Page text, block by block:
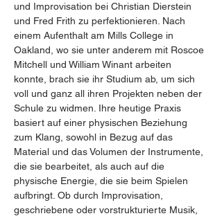
und Improvisation bei Christian Dierstein
und Fred Frith zu perfektionieren. Nach
einem Aufenthalt am Mills College in
Oakland, wo sie unter anderem mit Roscoe
Mitchell und William Winant arbeiten
konnte, brach sie ihr Studium ab, um sich
voll und ganz all ihren Projekten neben der
Schule zu widmen. Ihre heutige Praxis
basiert auf einer physischen Beziehung
zum Klang, sowohl in Bezug auf das
Material und das Volumen der Instrumente,
die sie bearbeitet, als auch auf die
physische Energie, die sie beim Spielen
aufbringt. Ob durch Improvisation,
geschriebene oder vorstrukturierte Musik,